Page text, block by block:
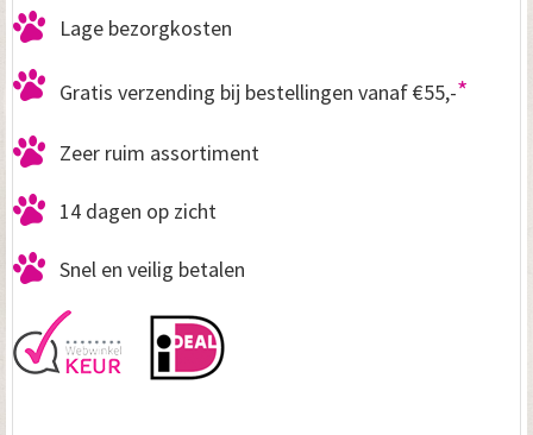
aantalLage bezorgkosten
Gratis verzending bij bestellingen vanaf €55,-*
Zeer ruim assortiment
14 dagen op zicht
Snel en veilig betalen